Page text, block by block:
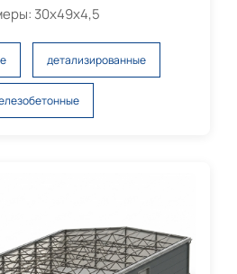
30х49х4,5
детализированные